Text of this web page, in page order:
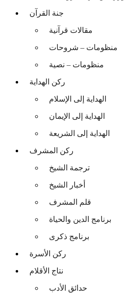
جنة القرآن
مقالات قرآنية
منظومات – شروحات
منظومات – نصية
ركن الهداية
الهداية إلى الإسلام
الهداية إلى الإيمان
الهداية إلى الشريعة
ركن المشرف
ترجمة الشيخ
أخبار الشيخ
قلم المشرف
برنامج الدين والحياة
برنامج ذكرى
ركن الأسرة
نتاج الأقلام
حدائق الأدب